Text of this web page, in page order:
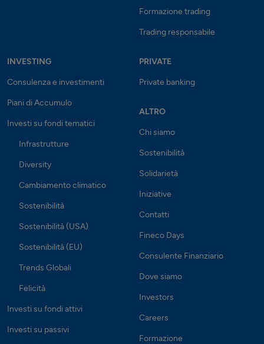
Formazione trading
Trading responsabile
INVESTING
Consulenza e investimenti
Piani di Accumulo
Investi su fondi tematici
Infrastrutture
Diversity
Cambiamento climatico
Sostenibilità
Sostenibilità (USA)
Sostenibilità (EU)
Trends Globali
Felicità
Investi su fondi attivi
Investi su passivi
PRIVATE
Private banking
ALTRO
Chi siamo
Sostenibilità
Solidarietà
Iniziative
Contatti
Fineco Days
Consulente Finanziario
Dove siamo
Investors
Careers
Formazione